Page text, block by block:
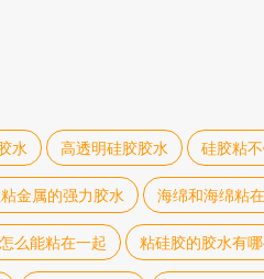
水 高透明硅胶胶水 硅胶粘
金属的强力胶水 海绵和海绵粘
么能粘在一起 粘硅胶的胶水有